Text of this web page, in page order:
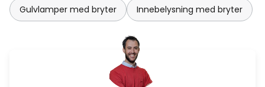
Gulvlamper med bryter Innebelysning med bryter